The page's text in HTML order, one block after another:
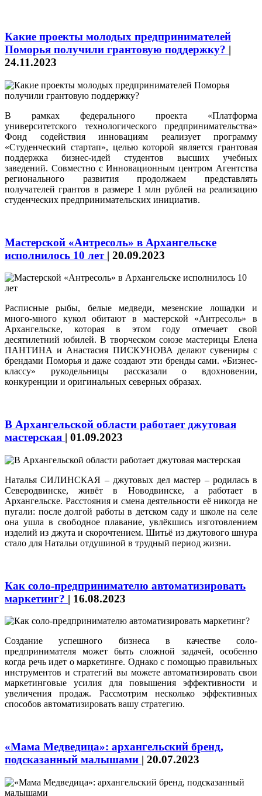
Какие проекты молодых предпринимателей
Поморья получили грантовую поддержку? |
24.11.2023
В рамках федерального проекта «Платформа
университетского технологического предпринимательства»
Фонд содействия инновациям реализует программу
«Студенческий стартап», целью которой является грантовая
поддержка бизнес-идей студентов высших учебных
заведений. Совместно с Инновационным центром Агентства
регионального развития продолжаем представлять
получателей грантов в размере 1 млн рублей на реализацию
студенческих предпринимательских инициатив.
Мастерской «Антресоль» в Архангельске
исполнилось 10 лет | 20.09.2023
Расписные рыбы, белые медведи, мезенские лошадки и
много-много кукол обитают в мастерской «Антресоль» в
Архангельске, которая в этом году отмечает свой
десятилетний юбилей. В творческом союзе мастерицы Елена
ПАНТИНА и Анастасия ПИСКУНОВА делают сувениры с
брендами Поморья и даже создают эти бренды сами. «Бизнес-
классу» рукодельницы рассказали о вдохновении,
конкуренции и оригинальных северных образах.
В Архангельской области работает джутовая
мастерская | 01.09.2023
Наталья СИЛИНСКАЯ – джутовых дел мастер – родилась в
Северодвинске, живёт в Новодвинске, а работает в
Архангельске. Расстояния и смена деятельности её никогда не
пугали: после долгой работы в детском саду и школе на селе
она ушла в свободное плавание, увлёкшись изготовлением
изделий из джута и скорочтением. Шитьё из джутового шнура
стало для Натальи отдушиной в трудный период жизни.
Как соло-предпринимателю автоматизировать
маркетинг? | 16.08.2023
Создание успешного бизнеса в качестве соло-
предпринимателя может быть сложной задачей, особенно
когда речь идет о маркетинге. Однако с помощью правильных
инструментов и стратегий вы можете автоматизировать свои
маркетинговые усилия для повышения эффективности и
увеличения продаж. Рассмотрим несколько эффективных
способов автоматизировать вашу стратегию.
«Мама Медведица»: архангельский бренд,
подсказанный малышами | 20.07.2023